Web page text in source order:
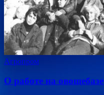
Агропром
О работе на овощебазе